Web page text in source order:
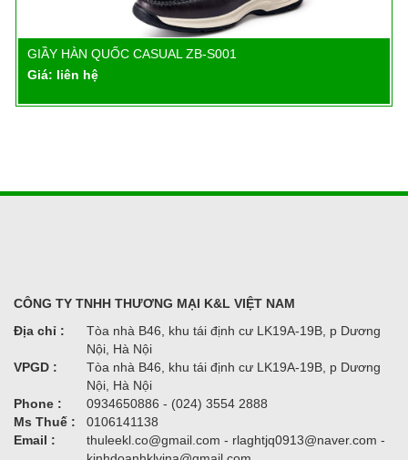
Chi tiết
GIẦY HÀN QUỐC CASUAL ZB-S001
Giá: liên hệ
CÔNG TY TNHH THƯƠNG MẠI K&L VIỆT NAM
Địa chỉ :
Tòa nhà B46, khu tái định cư LK19A-19B, p Dương
Nội, Hà Nội
VPGD :
Tòa nhà B46, khu tái định cư LK19A-19B, p Dương
Nội, Hà Nội
Phone :
0934650886 - (024) 3554 2888
Ms Thuế :
0106141138
Email :
thuleekl.co@gmail.com - rlaghtjq0913@naver.com -